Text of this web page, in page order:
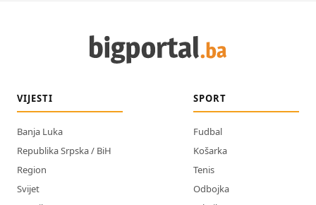
VIJESTI
Banja Luka
Republika Srpska / BiH
Region
Svijet
SPORT
Fudbal
Košarka
Tenis
Odbojka